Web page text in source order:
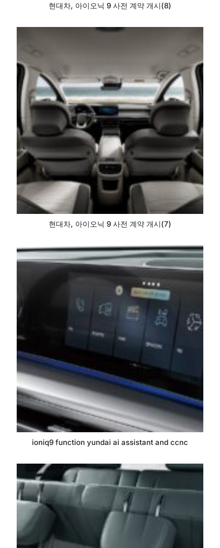
현대차, 아이오닉 9 사전 계약 개시(8)
현대차, 아이오닉 9 사전 계약 개시(7)
ioniq9 function yundai ai assistant and ccnc